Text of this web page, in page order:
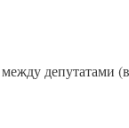
депутатами